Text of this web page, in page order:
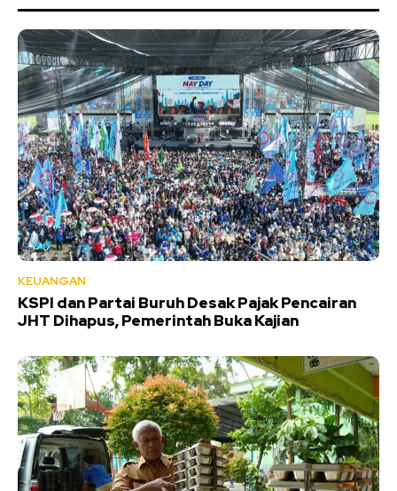
KEUANGAN
KSPI dan Partai Buruh Desak Pajak Pencairan
JHT Dihapus, Pemerintah Buka Kajian